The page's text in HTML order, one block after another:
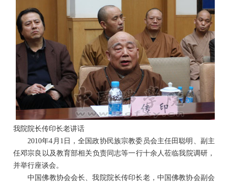
我院院长传印长老讲话
2010年4 月 1 日 ，全国政协民族宗教委员会主任田聪明、副主
任邓宗良以及教育部相关负责同志等一行十余人莅临我院调研，
并举行座谈会。
中国佛教协会会长、我院院长传印长老，中国佛教协会副会